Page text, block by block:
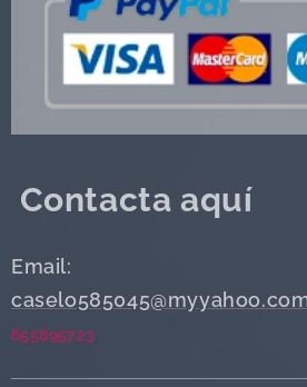
Contacta aquí
Email:
655895723